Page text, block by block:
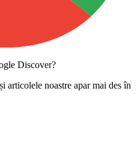
Discover?
și articolele noastre apar mai des în